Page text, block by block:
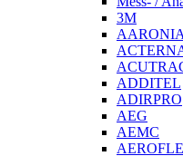
3M
AARONIA
ADDITEL
ADIRPRO
AEG
AEMC